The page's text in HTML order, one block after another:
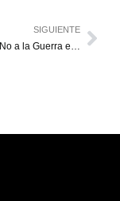
SIGUIENTE
Mensaje de “No a la Guerra en Venezuela” aparece en Times Square